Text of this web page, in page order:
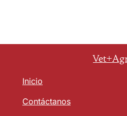
Inicio
Contáctanos